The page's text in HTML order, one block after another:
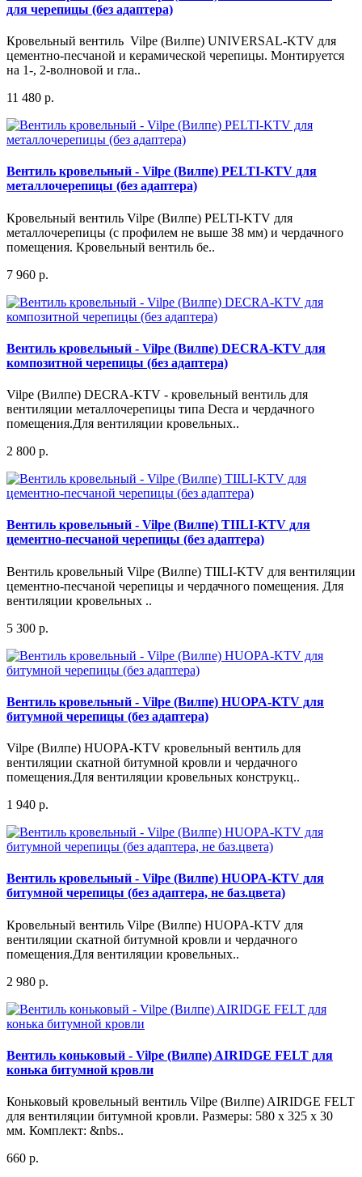
для черепицы (без адаптера)
Кровельный вентиль Vilpe (Вилпе) UNIVERSAL-KTV для
цементно-песчаной и керамической черепицы. Монтируется
на 1-, 2-волновой и гла..
11 480 р.
Вентиль кровельный - Vilpe (Вилпе) PELTI-KTV для
металлочерепицы (без адаптера)
Кровельный вентиль Vilpe (Вилпе) PELTI-KTV для
металлочерепицы (с профилем не выше 38 мм) и чердачного
помещения. Кровельный вентиль бе..
7 960 р.
Вентиль кровельный - Vilpe (Вилпе) DECRA-KTV для
композитной черепицы (без адаптера)
Vilpe (Вилпе) DECRA-KTV - кровельный вентиль для
вентиляции металлочерепицы типа Decra и чердачного
помещения.Для вентиляции кровельных..
2 800 р.
Вентиль кровельный - Vilpe (Вилпе) TIILI-KTV для
цементно-песчаной черепицы (без адаптера)
Вентиль кровельный Vilpe (Вилпе) TIILI-KTV для вентиляции
цементно-песчаной черепицы и чердачного помещения. Для
вентиляции кровельных ..
5 300 р.
Вентиль кровельный - Vilpe (Вилпе) HUOPA-KTV для
битумной черепицы (без адаптера)
Vilpe (Вилпе) HUOPA-KTV кровельный вентиль для
вентиляции скатной битумной кровли и чердачного
помещения.Для вентиляции кровельных конструкц..
1 940 р.
Вентиль кровельный - Vilpe (Вилпе) HUOPA-KTV для
битумной черепицы (без адаптера, не баз.цвета)
Кровельный вентиль Vilpe (Вилпе) HUOPA-KTV для
вентиляции скатной битумной кровли и чердачного
помещения.Для вентиляции кровельных..
2 980 р.
Вентиль коньковый - Vilpe (Вилпе) AIRIDGE FELT для
конька битумной кровли
Коньковый кровельный вентиль Vilpe (Вилпе) AIRIDGE FELT
для вентиляции битумной кровли. Размеры: 580 х 325 х 30
мм. Комплект: &nbs..
660 р.